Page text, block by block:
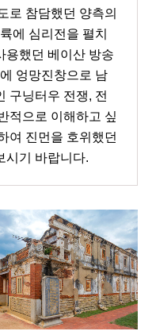
로 참담했던 양측의
에 심리전을 펼치
용했던 베이산 방송
엉망진창으로 남
구닝터우 전쟁, 전
적으로 이해하고 싶
여 진먼을 호위했던
시기 바랍니다.